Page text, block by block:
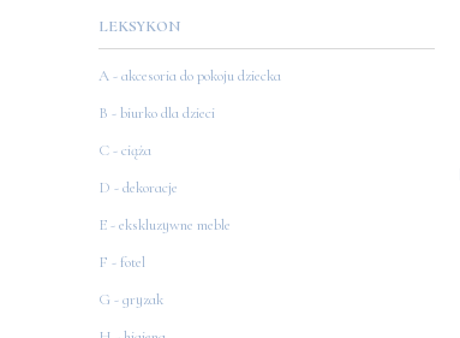
LEKSYKON
A - akcesoria do pokoju dziecka
B - biurko dla dzieci
C - ciąża
D - dekoracje
E - ekskluzywne meble
F - fotel
G - gryzak